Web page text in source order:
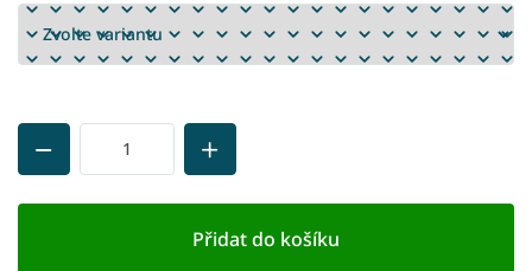
Přidat do košíku